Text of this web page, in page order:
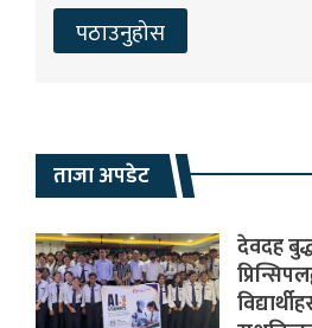
ताजा अपडेट
देवदह